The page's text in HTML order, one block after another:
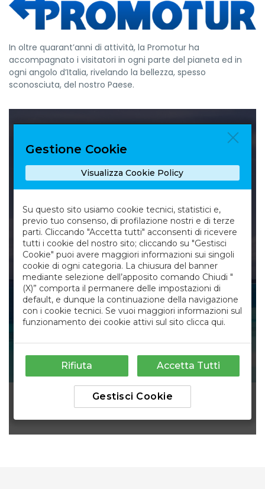
In oltre quarant’anni di attività, la Promotur ha
accompagnato i visitatori in ogni parte del pianeta ed in
ogni angolo d’Italia, rivelando la bellezza, spesso
sconosciuta, del nostro Paese.